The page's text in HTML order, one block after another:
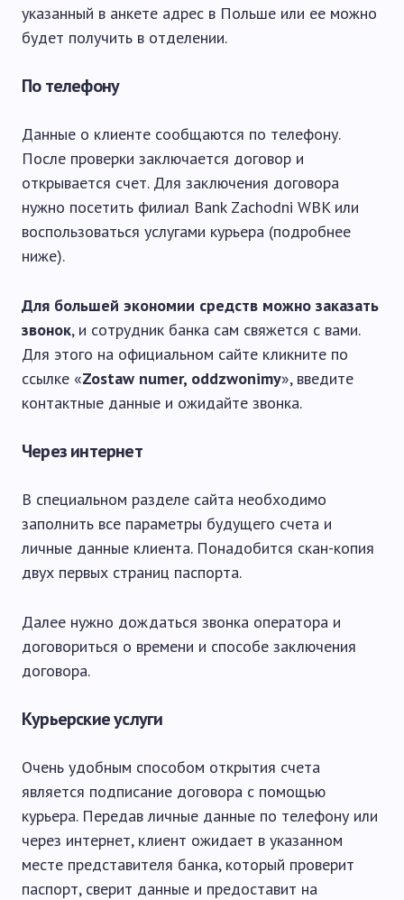
указанный в анкете адрес в Польше или ее можно
будет получить в отделении.
По телефону
Данные о клиенте сообщаются по телефону.
После проверки заключается договор и
открывается счет. Для заключения договора
нужно посетить филиал Bank Zachodni WBK или
воспользоваться услугами курьера (подробнее
ниже).
Для большей экономии средств можно заказать
звонок, и сотрудник банка сам свяжется с вами.
Для этого на официальном сайте кликните по
ссылке «Zostaw numer, oddzwonimy», введите
контактные данные и ожидайте звонка.
Через интернет
В специальном разделе сайта необходимо
заполнить все параметры будущего счета и
личные данные клиента. Понадобится скан-копия
двух первых страниц паспорта.
Далее нужно дождаться звонка оператора и
договориться о времени и способе заключения
договора.
Курьерские услуги
Очень удобным способом открытия счета
является подписание договора с помощью
курьера. Передав личные данные по телефону или
через интернет, клиент ожидает в указанном
месте представителя банка, который проверит
паспорт, сверит данные и предоставит на